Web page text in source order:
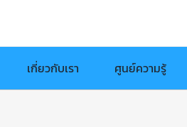
เกี่ยวกับเรา ศูนย์ความรู้